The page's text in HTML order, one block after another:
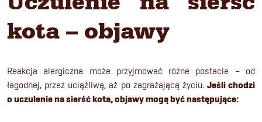
kota – objawy
Reakcja alergiczna może przyjmować różne postacie – od
łagodnej, przez uciążliwą, aż po zagrażającą życiu. Jeśli chodzi
o uczulenie na sierść kota, objawy mogą być następujące: